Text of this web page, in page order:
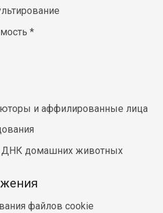
*
и аффилированные лица
ДНК домашних животных
файлов cookie